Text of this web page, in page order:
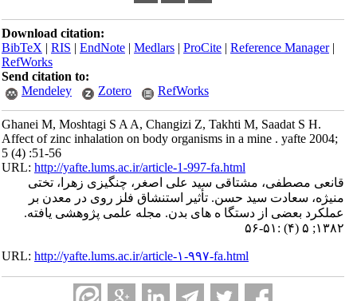
Download citation:
BibTeX|RIS|EndNote|Medlars|ProCite|Reference Manager
RefWorks
Send citation to:
Mendeley
Zotero RefWorks
Ghanei M, Moshtagi S A A, Changizi Z, Takhti M, Saadat S H.
Affect of zinc inhalation on body organisms in a mine . yafte 2004;
5 (4) :51-56
URL:http://yafte.lums.ac.ir/article-1-997-fa.html
قانعی مصطفی، مشتاقی سید علی اصغر، چنگیزی زهرا، تختی
منیژه، سعادت سید حسن. تأثیر استنشاق فلز روی در معدن بر
عملکرد بعضی از دستگا ه های بدن. مجله علمی پژوهشی یافته.
۱۳۸۲; ۵ (۴) :۵۱-۵۶
URL:http://yafte.lums.ac.ir/article-۱-۹۹۷-fa.html